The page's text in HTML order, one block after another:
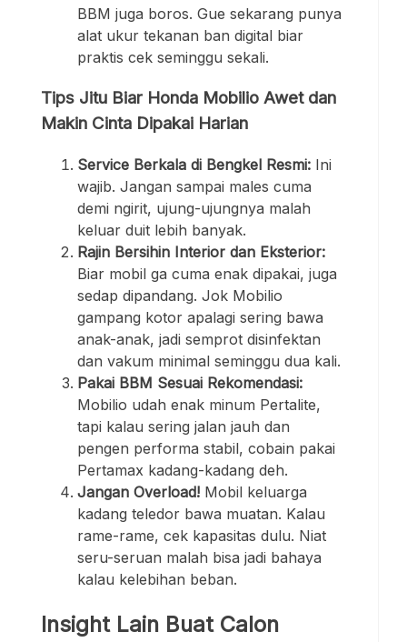
BBM juga boros. Gue sekarang punya
alat ukur tekanan ban digital biar
praktis cek seminggu sekali.
Tips Jitu Biar Honda Mobilio Awet dan
Makin Cinta Dipakai Harian
Service Berkala di Bengkel Resmi: Ini
wajib. Jangan sampai males cuma
demi ngirit, ujung-ujungnya malah
keluar duit lebih banyak.
Rajin Bersihin Interior dan Eksterior:
Biar mobil ga cuma enak dipakai, juga
sedap dipandang. Jok Mobilio
gampang kotor apalagi sering bawa
anak-anak, jadi semprot disinfektan
dan vakum minimal seminggu dua kali.
Pakai BBM Sesuai Rekomendasi:
Mobilio udah enak minum Pertalite,
tapi kalau sering jalan jauh dan
pengen performa stabil, cobain pakai
Pertamax kadang-kadang deh.
Jangan Overload! Mobil keluarga
kadang teledor bawa muatan. Kalau
rame-rame, cek kapasitas dulu. Niat
seru-seruan malah bisa jadi bahaya
kalau kelebihan beban.
Insight Lain Buat Calon